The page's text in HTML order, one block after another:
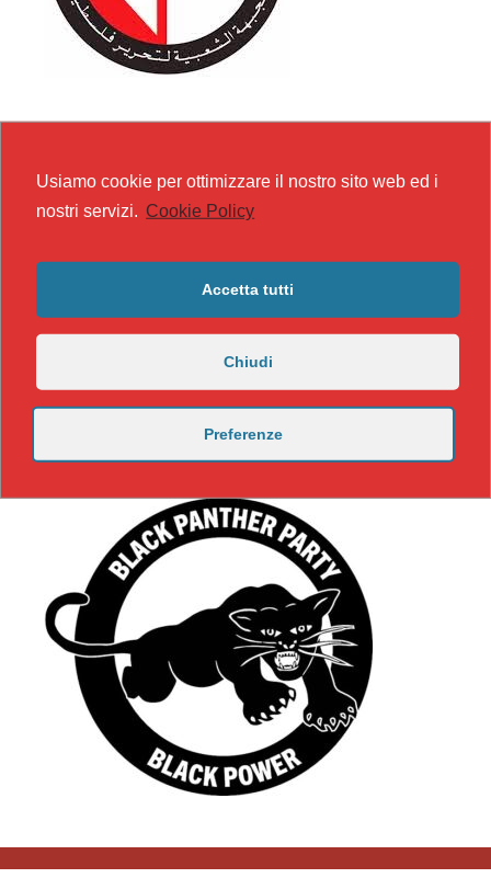
Usiamo cookie per ottimizzare il nostro sito web ed i
nostri servizi. Cookie Policy
Accetta tutti
Chiudi
Preferenze